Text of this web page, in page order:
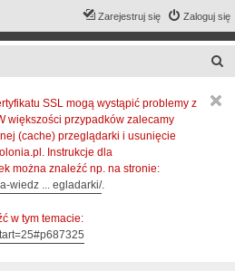
Zaloguj się
Zarejestruj się
SSL mogą wystąpić problemy z
większości przypadków zalecamy
(cache) przeglądarki i usunięcie
Instrukcje dla
można znaleźć np. na stronie:
wiedz ... egladarki/.
w tym temacie: